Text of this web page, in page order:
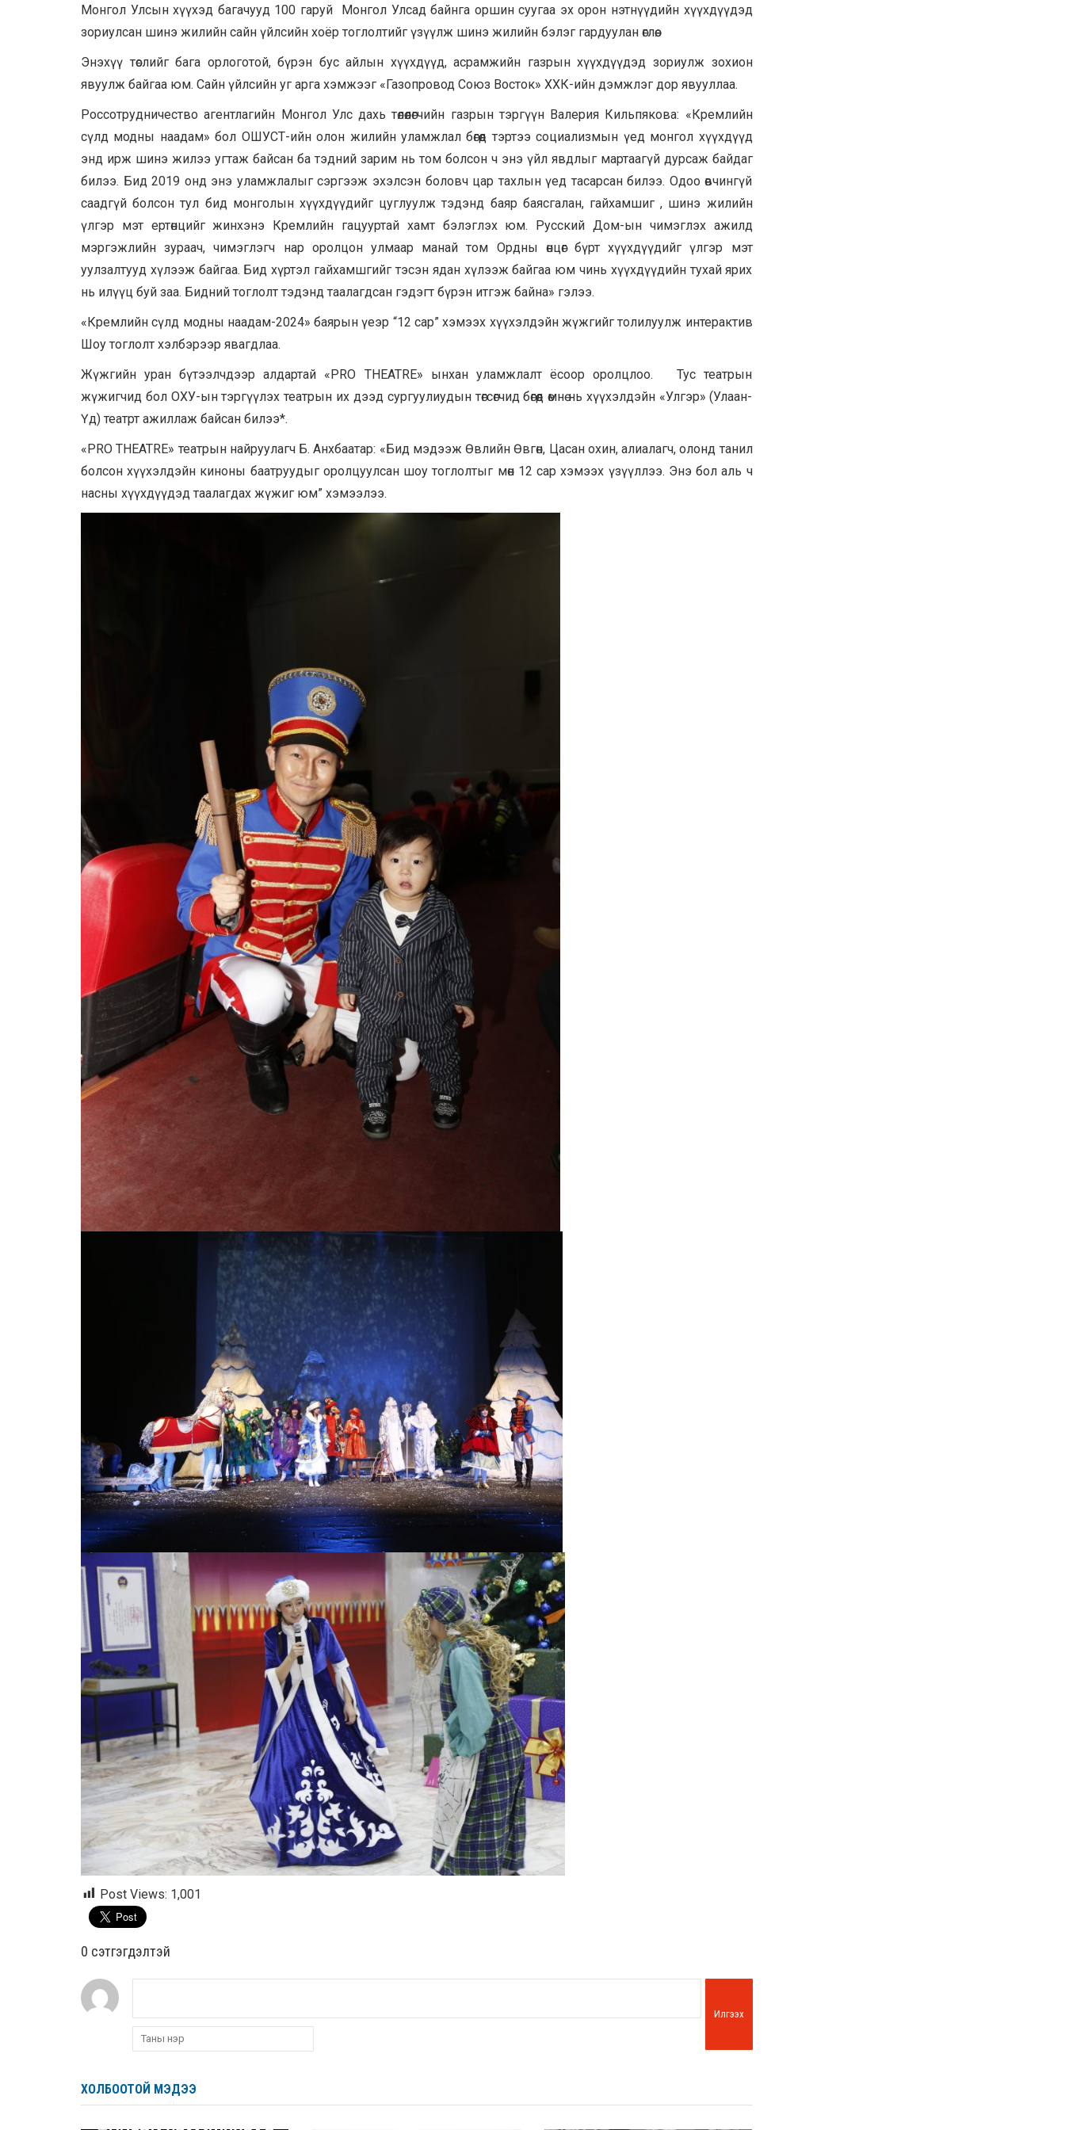
Монгол Улсын хүүхэд багачууд 100 гаруй Монгол Улсад байнга оршин суугаа эх орон нэтнүүдийн хүүхдүүдэд
зориулсан шинэ жилийн сайн үйлсийн хоёр тоглолтийг үзүүлж шинэ жилийн бэлэг гардуулан өглөө.
Энэхүү төслийг бага орлоготой, бүрэн бус айлын хүүхдүүд, асрамжийн газрын хүүхдүүдэд зориулж зохион
явуулж байгаа юм. Сайн үйлсийн уг арга хэмжээг «Газопровод Союз Восток» ХХК-ийн дэмжлэг дор явууллаа.
Россотрудничество агентлагийн Монгол Улс дахь төлөөлөгчийн газрын тэргүүн Валерия Кильпякова: «Кремлийн
сүлд модны наадам» бол ОШУСТ-ийн олон жилийн уламжлал бөгөөд тэртээ социализмын үед монгол хүүхдүүд
энд ирж шинэ жилээ угтаж байсан ба тэдний зарим нь том болсон ч энэ үйл явдлыг мартаагүй дурсаж байдаг
билээ. Бид 2019 онд энэ уламжлалыг сэргээж эхэлсэн боловч цар тахлын үед тасарсан билээ. Одоо өвчингүй
саадгүй болсон тул бид монголын хүүхдүүдийг цуглуулж тэдэнд баяр баясгалан, гайхамшиг , шинэ жилийн
үлгэр мэт ертөнцийг жинхэнэ Кремлийн гацууртай хамт бэлэглэх юм. Русский Дом-ын чимэглэх ажилд
мэргэжлийн зураач, чимэглэгч нар оролцон улмаар манай том Ордны өнцөг бүрт хүүхдүүдийг үлгэр мэт
уулзалтууд хүлээж байгаа. Бид хүртэл гайхамшгийг тэсэн ядан хүлээж байгаа юм чинь хүүхдүүдийн тухай ярих
нь илүүц буй заа. Бидний тоглолт тэдэнд таалагдсан гэдэгт бүрэн итгэж байна» гэлээ.
«Кремлийн сүлд модны наадам-2024» баярын үеэр “12 сар” хэмээх хүүхэлдэйн жүжгийг толилуулж интерактив
Шоу тоглолт хэлбэрээр явагдлаа.
Жүжгийн уран бүтээлчдээр алдартай «PRO THEATRE» ынхан уламжлалт ёсоор оролцлоо. Тус театрын
жүжигчид бол ОХУ-ын тэргүүлэх театрын их дээд сургуулиудын төгсөгчид бөгөөд өмнө нь хүүхэлдэйн «Улгэр» (Улаан-
Үд) театрт ажиллаж байсан билээ*.
«PRO THEATRE» театрын найруулагч Б. Анхбаатар: «Бид мэдээж Өвлийн Өвгөн, Цасан охин, алиалагч, олонд танил
болсон хүүхэлдэйн киноны баатруудыг оролцуулсан шоу тоглолтыг мөн 12 сар хэмээх үзүүллээ. Энэ бол аль ч
насны хүүхдүүдэд таалагдах жүжиг юм” хэмээлээ.
Post Views: 1,001
0 cэтгэгдэлтэй
Илгээх
ХОЛБООТОЙ МЭДЭЭ